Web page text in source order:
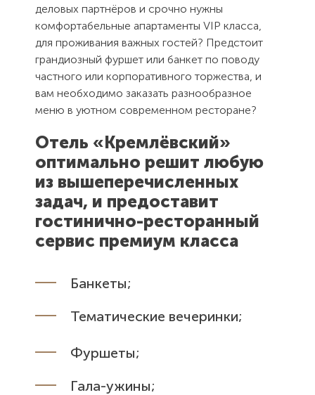
деловых партнёров и срочно нужны
комфортабельные апартаменты VIP класса,
для проживания важных гостей? Предстоит
грандиозный фуршет или банкет по поводу
частного или корпоративного торжества, и
вам необходимо заказать разнообразное
меню в уютном современном ресторане?
Отель «Кремлёвский»
оптимально решит любую
из вышеперечисленных
задач, и предоставит
гостинично-ресторанный
сервис премиум класса
Банкеты;
Тематические вечеринки;
Фуршеты;
Гала-ужины;